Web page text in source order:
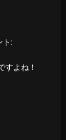
ト:
すよね！